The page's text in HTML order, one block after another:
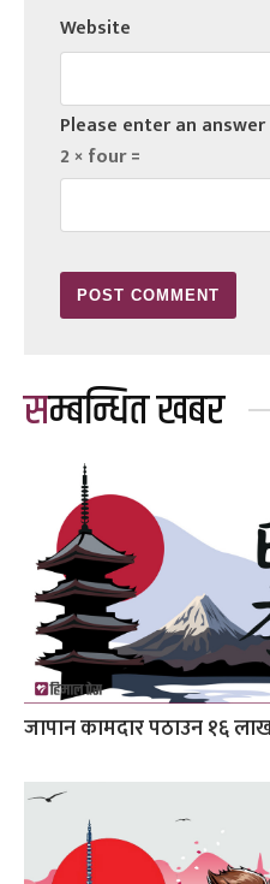
Website
Please enter an
2 × four =
सम्बन्धित खबर
जापान कामदार पठाउन १६